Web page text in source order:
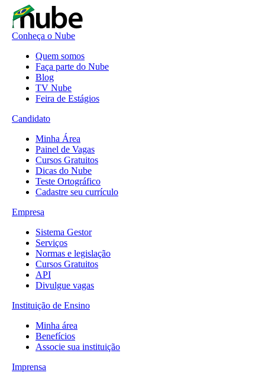
Conheça o Nube
Quem somos
Faça parte do Nube
Blog
TV Nube
Feira de Estágios
Candidato
Minha Área
Painel de Vagas
Cursos Gratuitos
Dicas do Nube
Teste Ortográfico
Cadastre seu currículo
Empresa
Sistema Gestor
Serviços
Normas e legislação
Cursos Gratuitos
API
Divulgue vagas
Instituição de Ensino
Minha área
Benefícios
Associe sua instituição
Imprensa